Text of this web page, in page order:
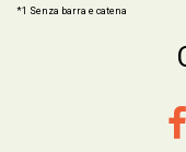
*1 Senza barra e catena